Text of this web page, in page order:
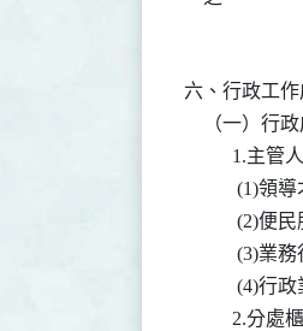
六、行政工
（一）行
1.主
(1)領
(2)
2.分處